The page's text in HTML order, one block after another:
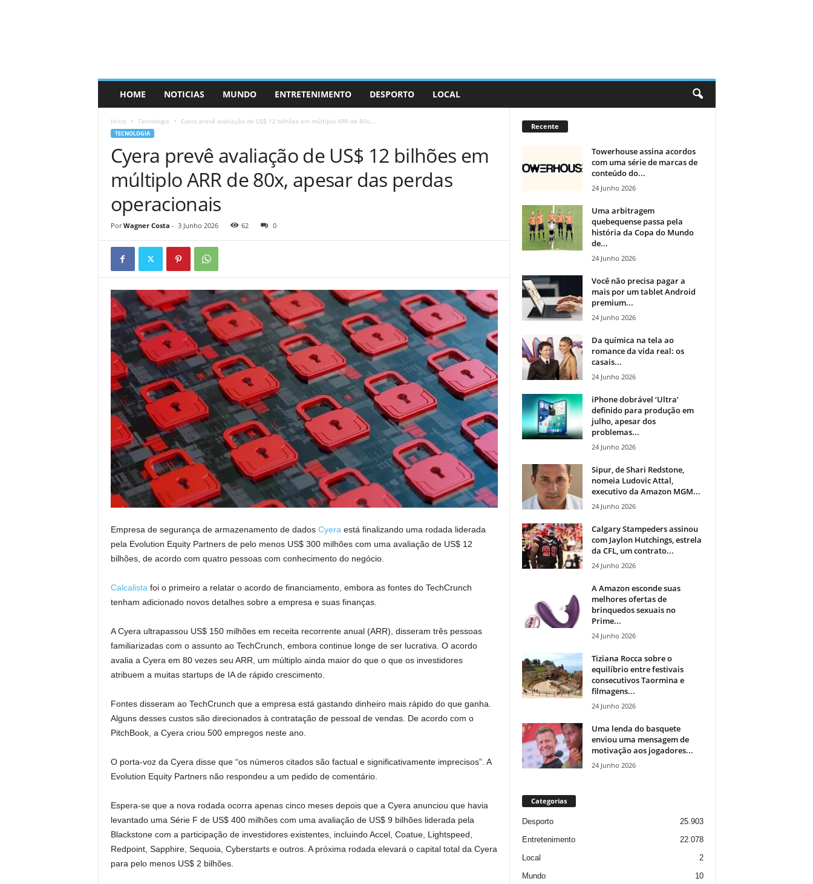
HOME NOTICIAS MUNDO ENTRETENIMENTO DESPORTO LOCAL
Início Tecnologia Cyera prevê avaliação de US$ 12 bilhões em múltiplo ARR de 80x,...
TECNOLOGIA
Cyera prevê avaliação de US$ 12 bilhões em
múltiplo ARR de 80x, apesar das perdas
operacionais
Por Wagner Costa - 3 Junho 2026 62 0
Empresa de segurança de armazenamento de dados Cyera está finalizando uma rodada liderada
pela Evolution Equity Partners de pelo menos US$ 300 milhões com uma avaliação de US$ 12
bilhões, de acordo com quatro pessoas com conhecimento do negócio.
Calcalista foi o primeiro a relatar o acordo de financiamento, embora as fontes do TechCrunch
tenham adicionado novos detalhes sobre a empresa e suas finanças.
A Cyera ultrapassou US$ 150 milhões em receita recorrente anual (ARR), disseram três pessoas
familiarizadas com o assunto ao TechCrunch, embora continue longe de ser lucrativa. O acordo
avalia a Cyera em 80 vezes seu ARR, um múltiplo ainda maior do que o que os investidores
atribuem a muitas startups de IA de rápido crescimento.
Fontes disseram ao TechCrunch que a empresa está gastando dinheiro mais rápido do que ganha.
Alguns desses custos são direcionados à contratação de pessoal de vendas. De acordo com o
PitchBook, a Cyera criou 500 empregos neste ano.
O porta-voz da Cyera disse que “os números citados são factual e significativamente imprecisos”. A
Evolution Equity Partners não respondeu a um pedido de comentário.
Espera-se que a nova rodada ocorra apenas cinco meses depois que a Cyera anunciou que havia
levantado uma Série F de US$ 400 milhões com uma avaliação de US$ 9 bilhões liderada pela
Blackstone com a participação de investidores existentes, incluindo Accel, Coatue, Lightspeed,
Redpoint, Sapphire, Sequoia, Cyberstarts e outros. A próxima rodada elevará o capital total da Cyera
para pelo menos US$ 2 bilhões.
Recente
Towerhouse assina acordos
com uma série de marcas de
conteúdo do...
24 Junho 2026
Uma arbitragem
quebequense passa pela
história da Copa do Mundo
de...
24 Junho 2026
Você não precisa pagar a
mais por um tablet Android
premium...
24 Junho 2026
Da química na tela ao
romance da vida real: os
casais...
24 Junho 2026
iPhone dobrável ‘Ultra’
definido para produção em
julho, apesar dos
problemas...
24 Junho 2026
Sipur, de Shari Redstone,
nomeia Ludovic Attal,
executivo da Amazon MGM...
24 Junho 2026
Calgary Stampeders assinou
com Jaylon Hutchings, estrela
da CFL, um contrato...
24 Junho 2026
A Amazon esconde suas
melhores ofertas de
brinquedos sexuais no
Prime...
24 Junho 2026
Tiziana Rocca sobre o
equilíbrio entre festivais
consecutivos Taormina e
filmagens...
24 Junho 2026
Uma lenda do basquete
enviou uma mensagem de
motivação aos jogadores...
24 Junho 2026
Categorias
Desporto
25.903
Entretenimento
22.078
Local
2
Mundo
10